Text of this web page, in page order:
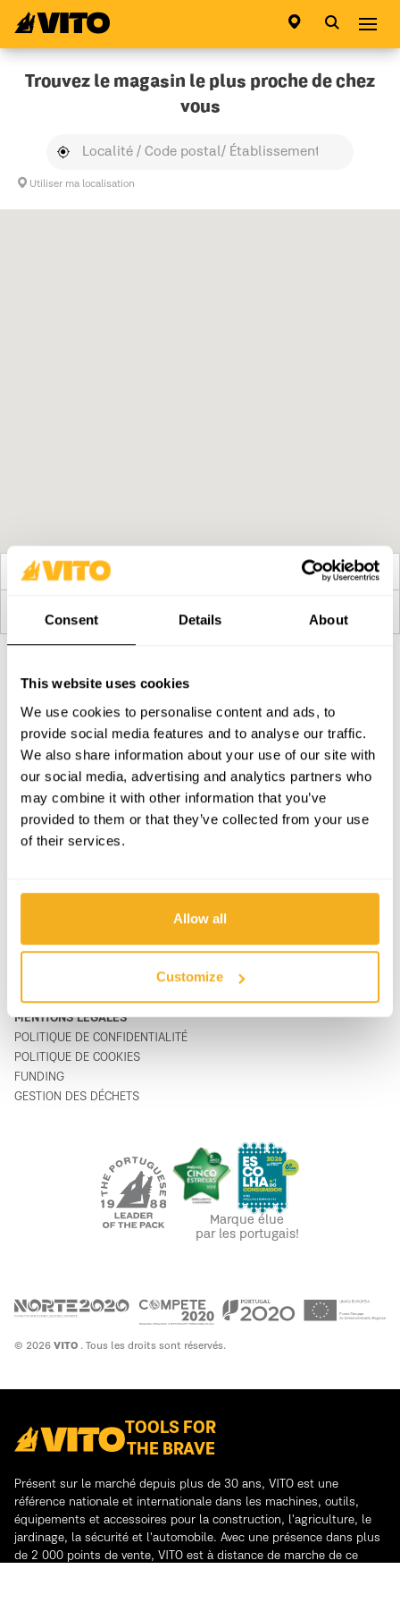
Consent Details About
This website uses cookies
We use cookies to personalise content and ads, to
provide social media features and to analyse our traffic.
We also share information about your use of our site with
our social media, advertising and analytics partners who
may combine it with other information that you’ve
provided to them or that they’ve collected from your use
of their services.
Allow all
Customize
Aller à la page principale
Trouvez le magasin le plus proche de chez
vous
Utiliser ma localisation
Résultats: 0
Pas de magasins disponibles
PRODUITS
ASSISTANCE & SERVICE
ÊTRE DISTRIBUTEUR
CONTACTS
MENTIONS LÉGALES
POLITIQUE DE CONFIDENTIALITÉ
POLITIQUE DE COOKIES
FUNDING
GESTION DES DÉCHETS
Devenez plus BRAVE, chaque jour. Soyez au courant des
dernières nouvelles, promotions et campagnes de VITO.
S'ABONNER
Marque élue
par les portugais!
© 2026 VITO . Tous les droits sont réservés.
TOOLS FOR
THE BRAVE
Présent sur le marché depuis plus de 30 ans, VITO est une
référence nationale et internationale dans les machines, outils,
équipements et accessoires pour la construction, l'agriculture, le
jardinage, la sécurité et l'automobile. Avec une présence dans plus
de 2 000 points de vente, VITO est à distance de marche de ce